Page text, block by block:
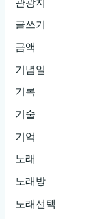
관광지
글쓰기
금액
기념일
기록
기술
기억
노래
노래방
노래선택